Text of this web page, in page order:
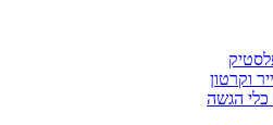
וקרטון
כלי הגשה